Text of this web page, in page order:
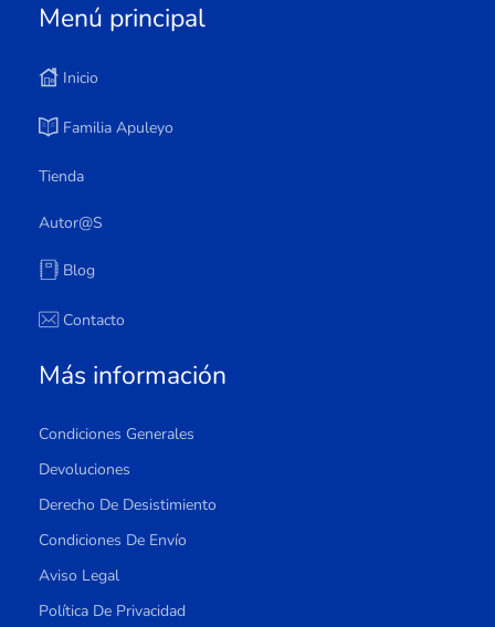
Menú principal
Inicio
Familia Apuleyo
Tienda
Autor@s
Blog
Contacto
Más información
Condiciones Generales
Devoluciones
Derecho De Desistimiento
Condiciones De Envío
Aviso Legal
Política De Privacidad